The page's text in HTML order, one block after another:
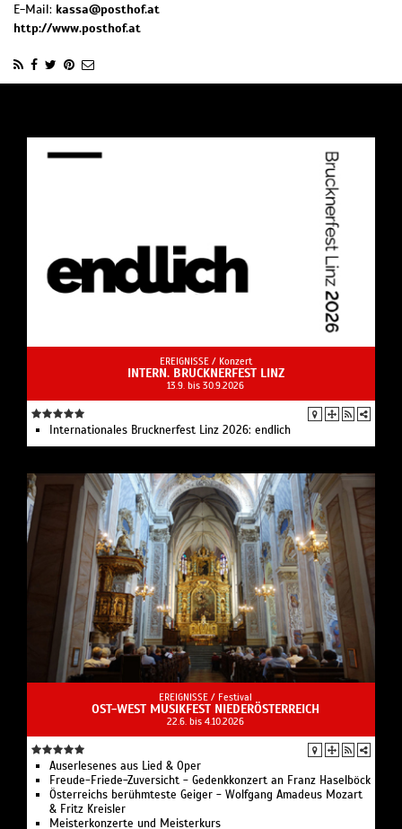
E-Mail: kassa@posthof.at
http://www.posthof.at
EREIGNISSE / Konzert
INTERN. BRUCKNERFEST LINZ
13.9. bis 30.9.2026
Internationales Brucknerfest Linz 2026: endlich
EREIGNISSE / Festival
OST-WEST MUSIKFEST NIEDERÖSTERREICH
22.6. bis 4.10.2026
Auserlesenes aus Lied & Oper
Freude-Friede-Zuversicht - Gedenkkonzert an Franz Haselböck
Österreichs berühmteste Geiger - Wolfgang Amadeus Mozart
& Fritz Kreisler
Meisterkonzerte und Meisterkurs